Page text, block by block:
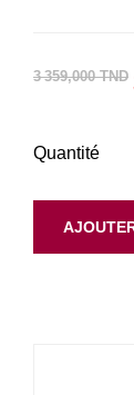
3 359,000 TND
Quantité